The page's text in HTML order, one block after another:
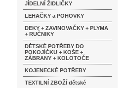
JÍDELNÍ ŽIDLIČKY
LEHAČKY a POHOVKY
DEKY + ZAVINOVAČKY + PLYMA
+ RUČNIKY
DĚTSKÉ POTŘEBY DO
POKOJÍČKU + KOŠE +
ZÁBRANY + KOLOTOČE
KOJENECKÉ POTŘEBY
TEXTILNÍ ZBOŽÍ dětské